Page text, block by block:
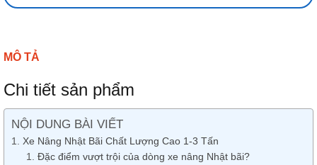
MÔ TẢ
Chi tiết sản phẩm
NỘI DUNG BÀI VIẾT
Xe Nâng Nhật Bãi Chất Lượng Cao 1-3 Tấn
Đặc điểm vượt trội của dòng xe nâng Nhật bãi?